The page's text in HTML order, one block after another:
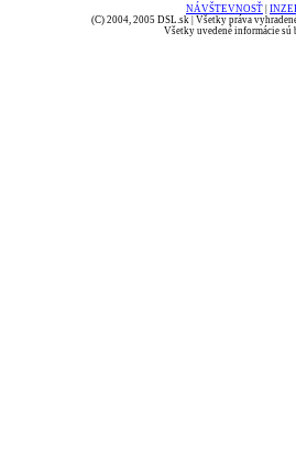
NÁVŠTEVNOSŤ
(C) 2004, 2005 DSL.sk | Všetky práva
Všetky uvedené informácie sú